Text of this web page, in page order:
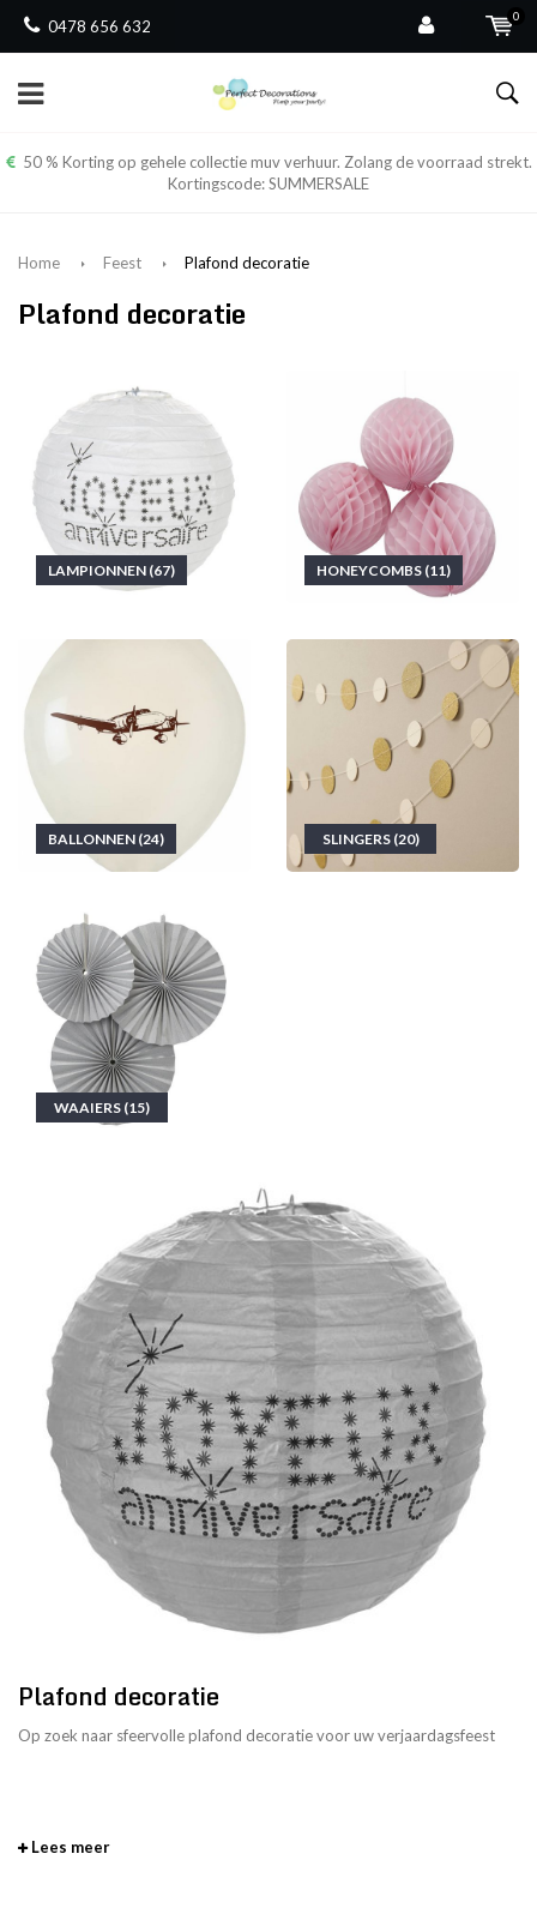
0478 656 632
0
50 % Korting op gehele collectie muv verhuur. Zolang de voorraad strekt.
Kortingscode: SUMMERSALE
Home Feest Plafond decoratie
Plafond decoratie
LAMPIONNEN (67) HONEYCOMBS (11)
BALLONNEN (24) SLINGERS (20)
WAAIERS (15)
Plafond decoratie
Op zoek naar sfeervolle plafond decoratie voor uw verjaardagsfeest
Lees meer